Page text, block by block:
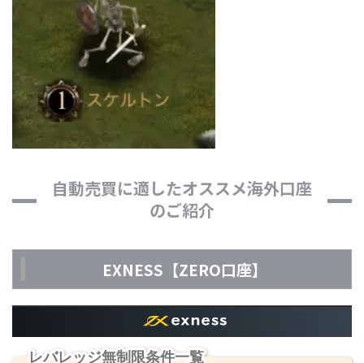
自動売買に適したオススメ海外口座
のご紹介
EXNESS【ZERO口座】
レバレッジ無制限条件一覧